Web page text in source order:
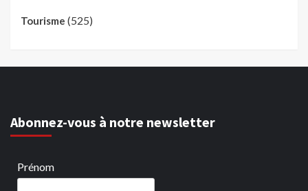
Tourisme (525)
Abonnez-vous à notre newsletter
Prénom